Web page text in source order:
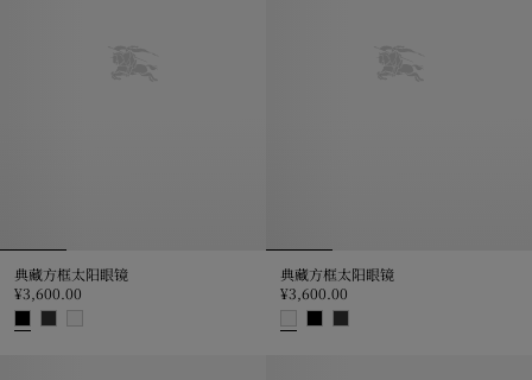
典藏方框太阳眼镜
¥3,600.00
典藏方框太阳眼镜
¥3,600.00